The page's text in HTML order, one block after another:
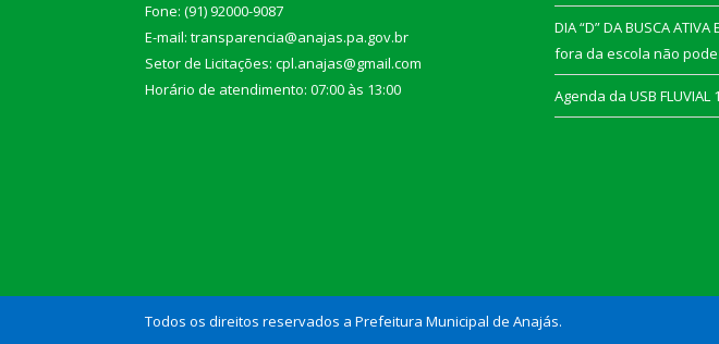
Fone: (91) 92000-9087
E-mail: transparencia@anajas.pa.gov.br
Setor de Licitações: cpl.anajas@gmail.com
Horário de atendimento: 07:00 às 13:00
DIA “D” DA BUSCA
fora da escola não pode
Agenda da USB FLUVIAL
Todos os direitos reservados a Prefeitura Municipal de Anajás.